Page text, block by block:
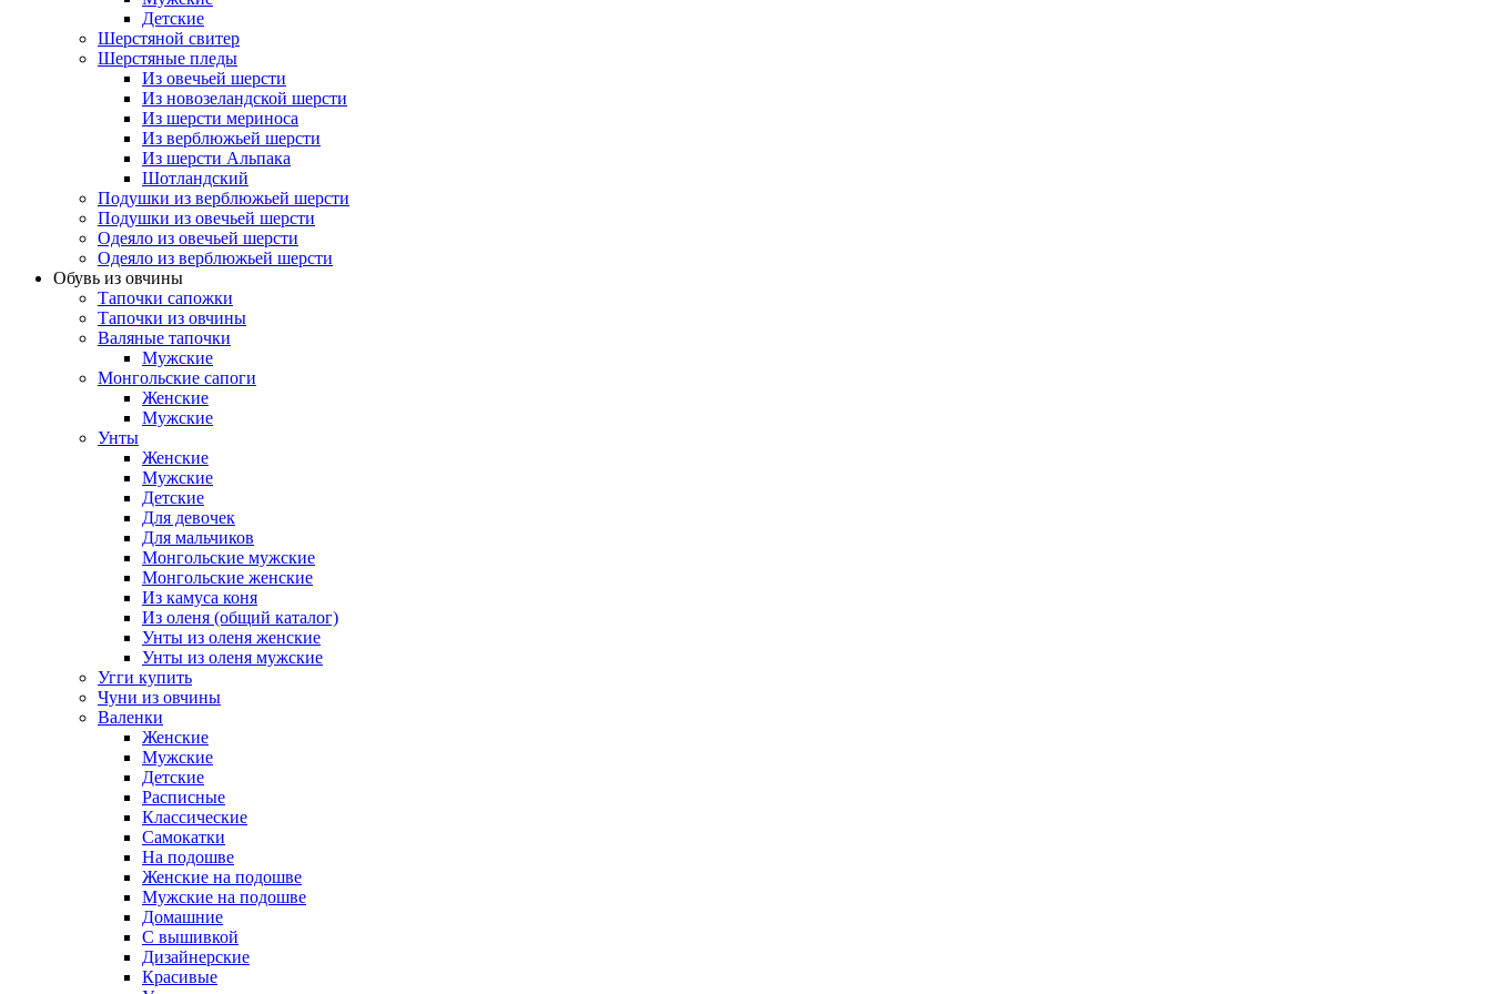
Детские
Шерстяной свитер
Шерстяные пледы
Из овечьей шерсти
Из новозеландской шерсти
Из шерсти мериноса
Из верблюжьей шерсти
Из шерсти Альпака
Шотландский
Подушки из верблюжьей шерсти
Подушки из овечьей шерсти
Одеяло из овечьей шерсти
Одеяло из верблюжьей шерсти
Обувь из овчины
Тапочки сапожки
Тапочки из овчины
Валяные тапочки
Мужские
Монгольские сапоги
Женские
Мужские
Унты
Женские
Мужские
Детские
Для девочек
Для мальчиков
Монгольские мужские
Монгольские женские
Из камуса коня
Из оленя (общий каталог)
Унты из оленя женские
Унты из оленя мужские
Угги купить
Чуни из овчины
Валенки
Женские
Мужские
Детские
Расписные
Классические
Самокатки
На подошве
Женские на подошве
Мужские на подошве
Домашние
С вышивкой
Дизайнерские
Красивые